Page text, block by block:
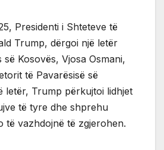
Presidenti i Shteteve të
Trump, dërgoi një letër
së Kosovës, Vjosa Osmani,
të Pavarësisë së
letër, Trump përkujtoi lidhjet
të tyre dhe shprehu
të vazhdojnë të zgjerohen.